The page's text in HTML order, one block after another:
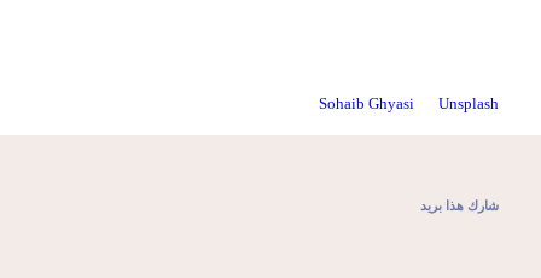
Kabul, Afghanistan. Photo bySohaib Ghyasi onUnsplash
شارك هذا بريد